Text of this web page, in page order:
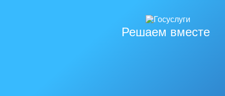
Решаем вместе